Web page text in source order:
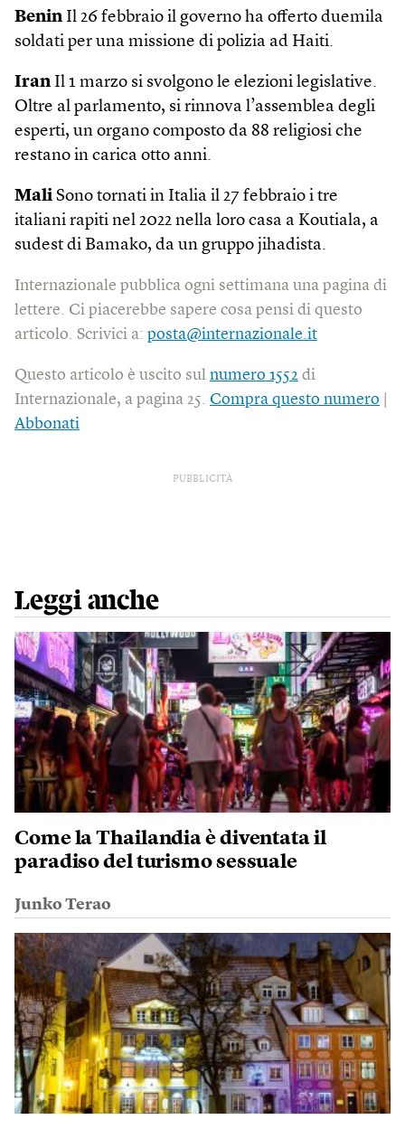
BeninIl 26 febbraio il governo ha offerto duemila
soldati per una missione di polizia ad Haiti.
IranIl 1 marzo si svolgono le elezioni legislative.
Oltre al parlamento, si rinnova l’assemblea degli
esperti, un organo composto da 88 religiosi che
restano in carica otto anni.
Mali Sono tornati in Italia il 27 febbraio i tre
italiani rapiti nel 2022 nella loro casa a Koutiala, a
sudest di Bamako, da un gruppo jihadista.
Internazionale pubblica ogni settimana una pagina di
lettere. Ci piacerebbe sapere cosa pensi di questo
articolo. Scrivici a: posta@internazionale.it
Questo articolo è uscito sul numero 1552 di
Internazionale, a pagina 25. Compra questo numero
Abbonati
PUBBLICITÀ
Leggi anche
Come la Thailandia è diventata il
paradiso del turismo sessuale
Junko Terao